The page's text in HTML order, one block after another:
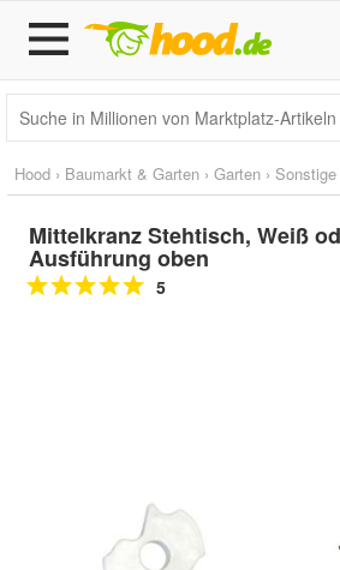
Hood › Baumarkt & Garten › Garten › Sonstige
Mittelkranz Stehtisch, Weiß
Ausführung oben
5